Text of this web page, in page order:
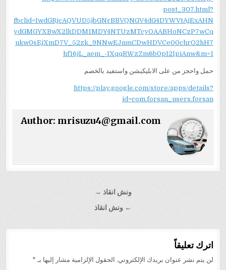
post_307.html?
fbclid=IwdGRjcAQVUD5jbGNrBBVQNGV4dG4DYWVtAjExAHN
ydGMGYXBwX2lkDDM1MDY4NTUzMTcyOAABHoNCzP7wCq
ukw0sEjXmD7V_52zk_9NNwEJnmCDwHDVCe00chrO2hH7
hf16jL_aem_-IXqqRWzZm6b0pI2IpiAnw&m=1
حمل واحجز من على الابليكيشن واستفيد بالخصم
https://play.google.com/store/apps/details?
id=com.forsan_users.forsan
Author: mrisuzu4@gmail.com
ونش انقاذ →
← ونش انقاذ
اترك تعليقاً
لن يتم نشر عنوان بريدك الإلكتروني. الحقول الإلزامية مشار إليها بـ *